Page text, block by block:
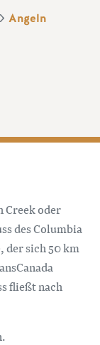
Angeln
Creek oder
des Columbia
der sich 50 km
fließt nach